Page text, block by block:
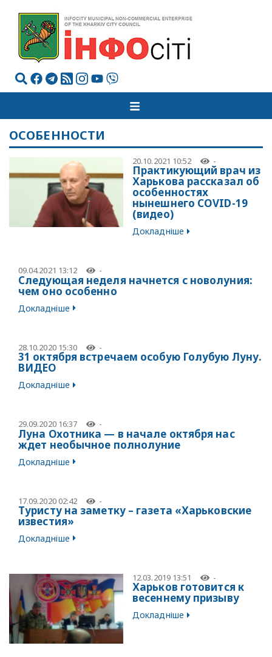
ОСОБЕННОСТИ
20.10.2021 10:52 -
Практикующий врач из
Харькова рассказал об
особенностях
нынешнего COVID-19
(видео)
Докладніше
09.04.2021 13:12 -
Следующая неделя начнется с новолуния:
чем оно особенно
Докладніше
28.10.2020 15:30 -
31 октября встречаем особую Голубую Луну.
ВИДЕО
Докладніше
29.09.2020 16:37 -
Луна Охотника — в начале октября нас
ждет необычное полнолуние
Докладніше
17.09.2020 02:42 -
Туристу на заметку – газета «Харьковские
известия»
Докладніше
12.03.2019 13:51 -
Харьков готовится к
весеннему призыву
Докладніше